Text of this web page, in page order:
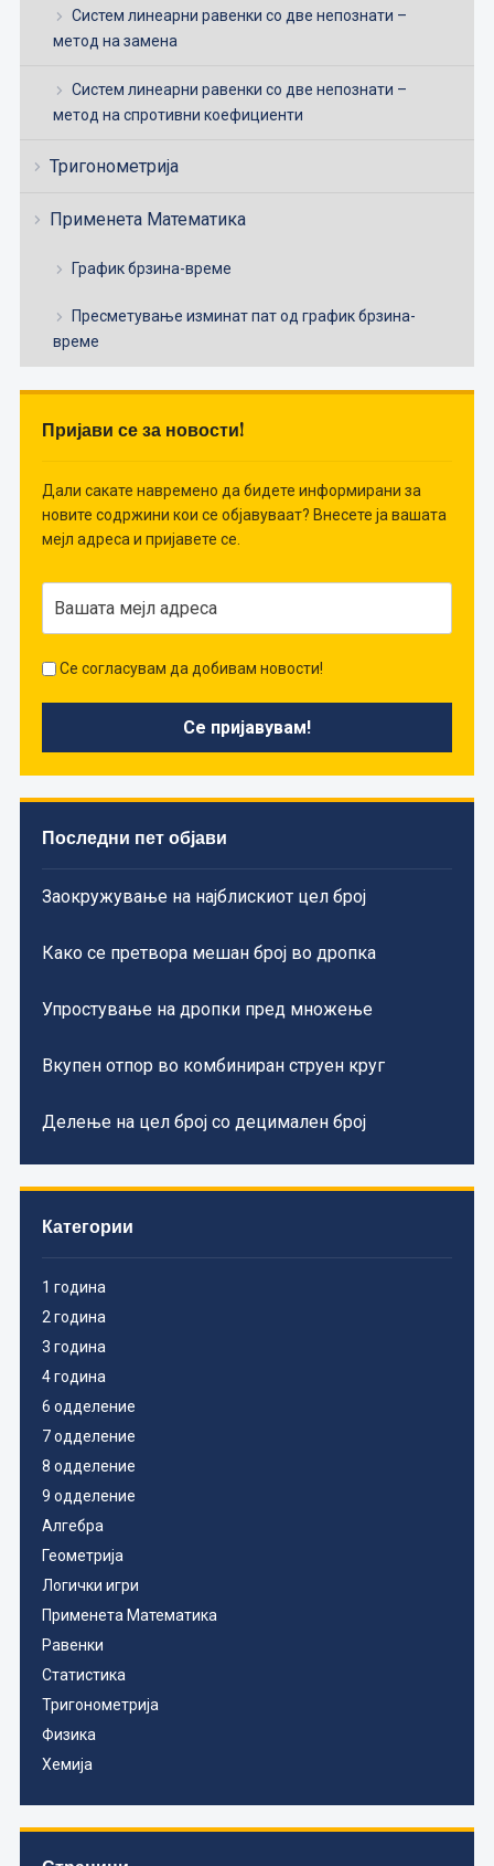
Систем линеарни равенки со две непознати –
метод на замена
Систем линеарни равенки со две непознати –
метод на спротивни коефициенти
Тригонометрија
Применета Математика
График брзина-време
Пресметување изминат пат од график брзина-
време
Пријави се за новости!
Дали сакате навремено да бидете информирани за
новите содржини кои се објавуваат? Внесете ја вашата
мејл адреса и пријавете се.
Се согласувам да добивам новости!
Последни пет објави
Заокружување на најблискиот цел број
Како се претвора мешан број во дропка
Упростување на дропки пред множење
Вкупен отпор во комбиниран струен круг
Делење на цел број со децимален број
Категории
1 година
2 година
3 година
4 година
6 одделение
7 одделение
8 одделение
9 одделение
Алгебра
Геометрија
Логички игри
Применета Математика
Равенки
Статистика
Тригонометрија
Физика
Хемија